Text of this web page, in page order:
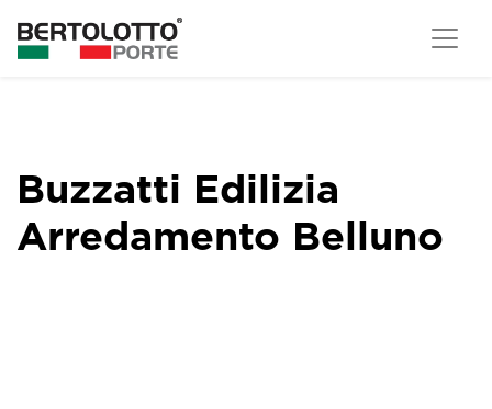
Buzzatti Edilizia
Arredamento Belluno